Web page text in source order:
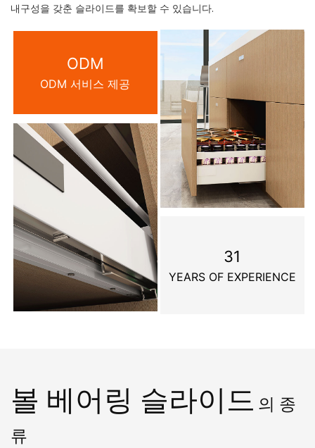
내구성을 갖춘 슬라이드를 확보할 수 있습니다.
ODM
ODM 서비스 제공
31
YEARS OF EXPERIENCE
볼 베어링 슬라이드 의 종
류